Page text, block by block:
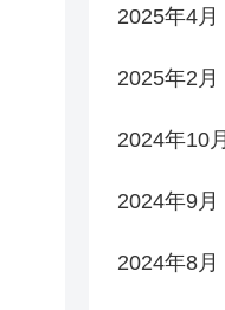
2025年4月
2025年2月
2024年10月
2024年9月
2024年8月